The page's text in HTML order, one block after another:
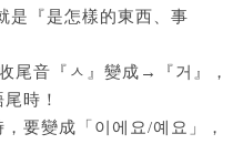
是『是怎樣的東西、事
尾音『ㅅ』變成→『거』，
時！
要變成「이에요/예요」，